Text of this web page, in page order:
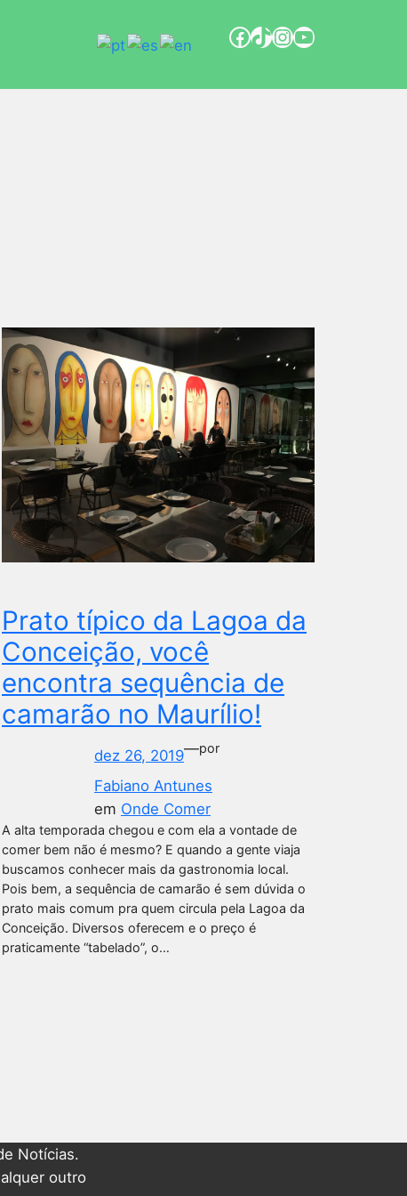
Prato típico da Lagoa da
Conceição, você
encontra sequência de
camarão no Maurílio!
dez 26, 2019—por
Fabiano Antunes
em Onde Comer
A alta temporada chegou e com ela a vontade de
comer bem não é mesmo? E quando a gente viaja
buscamos conhecer mais da gastronomia local.
Pois bem, a sequência de camarão é sem dúvida o
prato mais comum pra quem circula pela Lagoa da
Conceição. Diversos oferecem e o preço é
praticamente “tabelado”, o…
Notícias.
outro